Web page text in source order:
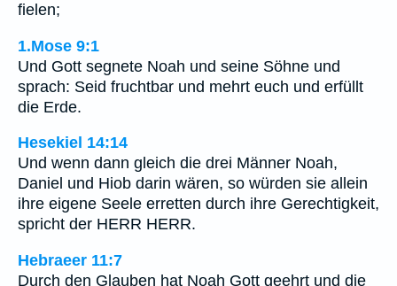
fielen;
1.Mose 9:1
Und Gott segnete Noah und seine Söhne und
sprach: Seid fruchtbar und mehrt euch und erfüllt
die Erde.
Hesekiel 14:14
Und wenn dann gleich die drei Männer Noah,
Daniel und Hiob darin wären, so würden sie allein
ihre eigene Seele erretten durch ihre Gerechtigkeit,
spricht der HERR HERR.
Hebraeer 11:7
Durch den Glauben hat Noah Gott geehrt und die